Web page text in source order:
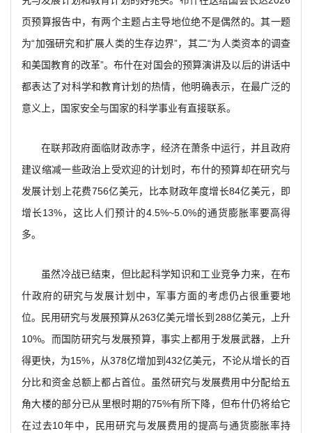
页预算报告中，有两个主题占主导地位绝不是偶然的。其一题
为“加强研究和扩展人类的生存边界”，其二“为人类资本的调查
和美国教育的改革”。布什在对国会的预算演讲及以后的讲话中
都表达了对科学和教育计划的热情，他明确表示，在最广泛的
意义上，国家安全与国家的科学事业有直接联系。
在联邦政府面临财政赤字，经济在萧条中运行，并且政府
建议缩减一些政治上受欢迎的计划时，布什的预算却在研究与
发展计划上花费756亿美元，比本财政年度增长84亿美元，即
增长13%，这比人们预计的4.5%~5.0%的通货膨胀率要高得
多。
虽然冷战已结束，但比起科学知识和工业竞争力来，在布
什政府的研究与发展计划中，军事方面的考虑仍占很重要地
位。民用研究与发展预算从263亿美元增长到288亿美元，上升
10%。而国防研究与发展预算，事实上都用于发展武器，上升
得更快，为15%，从378亿增加到432亿美元，不论从增长的百
分比和资金总额上都占首位。虽然研究与发展费用中分配给五
角大楼的部分已从里根时期的75%有所下降，但布什仍将给它
在过去10年中，民用研究与发展费用的提高与通货膨胀率持